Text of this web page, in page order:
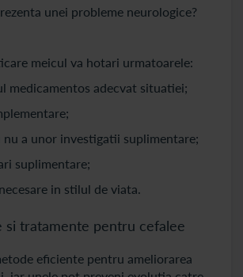
unei probleme neurologice?
meicul va hotari urmatoarele:
medicamentos adecvat situatiei;
nu a unor investigatii suplimentare;
suplimentare;
in stilul de viata.
si tratamente pentru cefalee
eficiente pentru ameliorarea